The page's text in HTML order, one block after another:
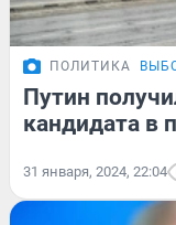
ПОЛИТИКА
Путин
кандидата в
31 января, 2024, 22:04